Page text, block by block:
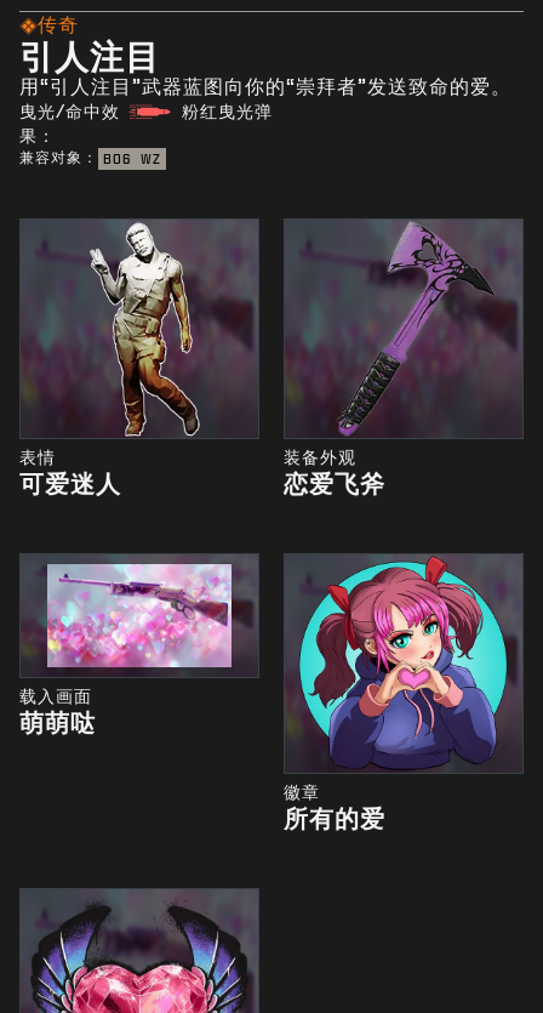
传奇
引人注目
用“引人注目”武器蓝图向你的“崇拜者”发送致命的爱。
曳光/命中效
果：
粉红曳光弹
兼容对象： BO6 WZ
表情
可爱迷人
装备外观
恋爱飞斧
载入画面
萌萌哒
徽章
所有的爱